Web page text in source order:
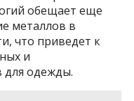
обещает еще
металлов в
что приведет к
и
для одежды.